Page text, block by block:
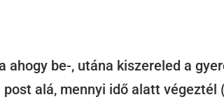
ahogy be-, utána kiszereled a
post alá, mennyi idő alatt végeztél